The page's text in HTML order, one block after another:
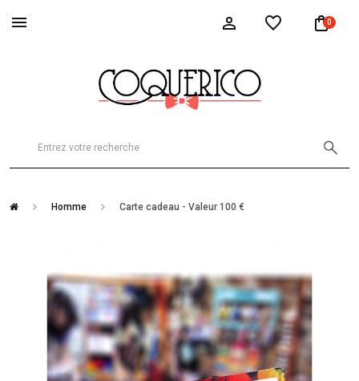
0
Homme Carte cadeau - Valeur 100 €